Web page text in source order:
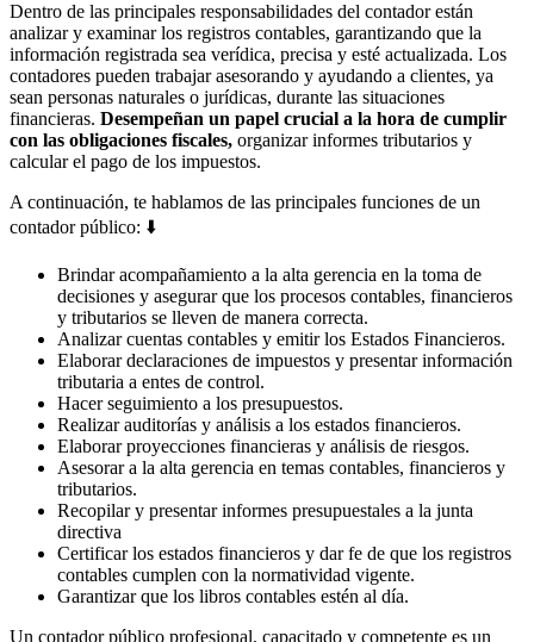
Dentro de las principales responsabilidades del contador están
analizar y examinar los registros contables, garantizando que la
información registrada sea verídica, precisa y esté actualizada. Los
contadores pueden trabajar asesorando y ayudando a clientes, ya
sean personas naturales o jurídicas, durante las situaciones
financieras. Desempeñan un papel crucial a la hora de cumplir
con las obligaciones fiscales, organizar informes tributarios y
calcular el pago de los impuestos.
A continuación, te hablamos de las principales funciones de un
contador público: ⬇️
Brindar acompañamiento a la alta gerencia en la toma de
decisiones y asegurar que los procesos contables, financieros
y tributarios se lleven de manera correcta.
Analizar cuentas contables y emitir los Estados Financieros.
Elaborar declaraciones de impuestos y presentar información
tributaria a entes de control.
Hacer seguimiento a los presupuestos.
Realizar auditorías y análisis a los estados financieros.
Elaborar proyecciones financieras y análisis de riesgos.
Asesorar a la alta gerencia en temas contables, financieros y
tributarios.
Recopilar y presentar informes presupuestales a la junta
directiva
Certificar los estados financieros y dar fe de que los registros
contables cumplen con la normatividad vigente.
Garantizar que los libros contables estén al día.
Un contador público profesional, capacitado y competente es un